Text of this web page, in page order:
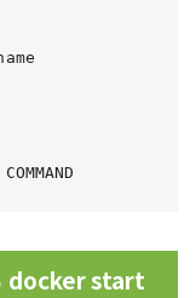
docker start